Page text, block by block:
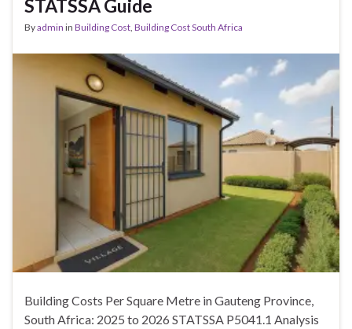
STATSSA Guide
Byadmin in Building Cost, Building Cost South Africa
Building Costs Per Square Metre in Gauteng Province,
South Africa: 2025 to 2026 STATSSA P5041.1 Analysis